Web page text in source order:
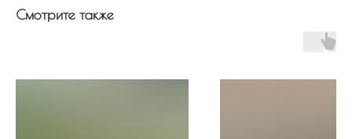
Смотрите также